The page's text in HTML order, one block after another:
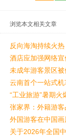
浏览本文相关文章
反向海淘持续火
酒店应加强网络
未成年游客景区
云南首个一站式
“工业旅游”暑期
张家界：外籍游
外国游客在中国画
关于2026年全国